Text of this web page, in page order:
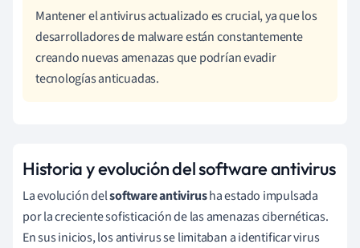
Mantener el antivirus actualizado es crucial, ya que los
desarrolladores de malware están constantemente
creando nuevas amenazas que podrían evadir
tecnologías anticuadas.
Historia y evolución del software antivirus
La evolución delsoftware antivirusha estado impulsada
por la creciente sofisticación de las amenazas cibernéticas.
En sus inicios, los antivirus se limitaban a identificar virus